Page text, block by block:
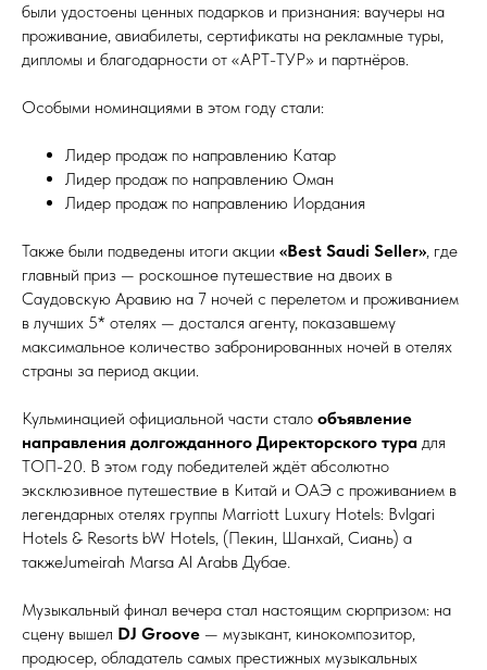
были удостоены ценных подарков и признания: ваучеры на
проживание, авиабилеты, сертификаты на рекламные туры,
дипломы и благодарности от «АРТ-ТУР» и партнёров.
Особыми номинациями в этом году стали:
Лидер продаж по направлению Катар
Лидер продаж по направлению Оман
Лидер продаж по направлению Иордания
Также были подведены итоги акции «Best Saudi Seller», где
главный приз — роскошное путешествие на двоих в
Саудовскую Аравию на 7 ночей с перелетом и проживанием
в лучших 5* отелях — достался агенту, показавшему
максимальное количество забронированных ночей в отелях
страны за период акции.
Кульминацией официальной части стало объявление
направления долгожданного Директорского тура для
ТОП-20. В этом году победителей ждёт абсолютно
эксклюзивное путешествие в Китай и ОАЭ с проживанием в
легендарных отелях группы Marriott Luxury Hotels: Bvlgari
Hotels & Resorts bW Hotels, (Пекин, Шанхай, Сиань) а
такжеJumeirah Marsa Al Arabв Дубае.
Музыкальный финал вечера стал настоящим сюрпризом: на
сцену вышел DJ Groove — музыкант, кинокомпозитор,
продюсер, обладатель самых престижных музыкальных